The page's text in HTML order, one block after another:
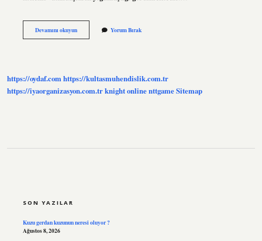
Devamını okuyunAdilcevaz
Kalesi
Yorum Bırak
https://oydaf.comhttps://kultasmuhendislik.com.tr
https://iyaorganizasyon.com.trknight onlinenttgameSitemap
SON YAZILAR
Kuzu gerdan kuzunun neresi oluyor ?
Ağustos 8, 2026